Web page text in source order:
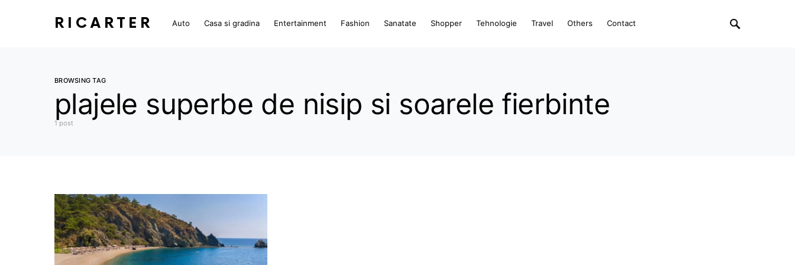
RICARTER Auto Casa si gradina Entertainment Fashion Sanatate Shopper Tehnologie Travel Others Contact
BROWSING TAG
plajele superbe de nisip si soarele fierbinte
1 post